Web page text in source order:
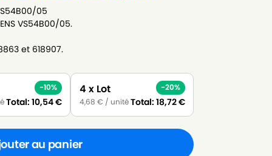
05
VS54B00/05.
et 618907.
-10%
Total: 10,54€
4 x Lot
4,68 € / unité
-20%
Total: 18,72€
au panier